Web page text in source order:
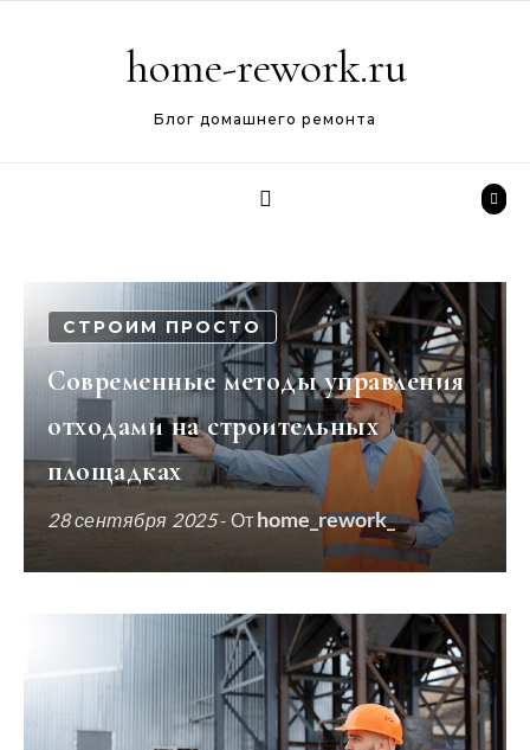
home-rework.ru
Блог домашнего ремонта
СТРОИМ ПРОСТО
Современные методы управления
отходами на строительных
площадках
28 сентября 2025- От home_rework_